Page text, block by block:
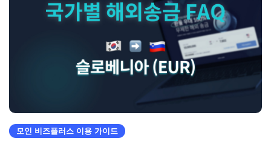
모인 비즈플러스 이용 가이드